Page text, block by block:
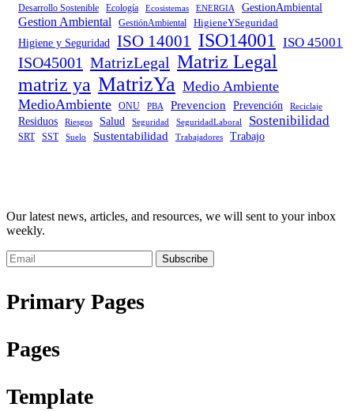
Desarrollo Sostenible Ecología Ecosistemas ENERGIA GestionAmbiental
Gestion Ambiental GestiónAmbiental HigieneYSeguridad
Higiene y Seguridad ISO 14001 ISO14001 ISO 45001
ISO45001 MatrizLegal Matriz Legal
matriz ya MatrizYa Medio Ambiente
MedioAmbiente
ONU PBA Prevencion Prevención Reciclaje
Residuos Riesgos Salud Seguridad SeguridadLaboral Sostenibilidad
SRT SST Suelo Sustentabilidad Trabajadores Trabajo
Our latest news, articles, and resources, we will sent to your inbox
weekly.
Subscribe
Primary Pages
Pages
Template